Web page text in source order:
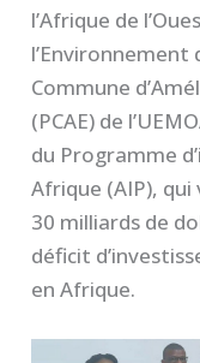
l’Afrique de
l’Environnement
Commune
(PCAE) de
du Programme
Afrique (AIP),
30 milliards de
déficit
en Afrique.